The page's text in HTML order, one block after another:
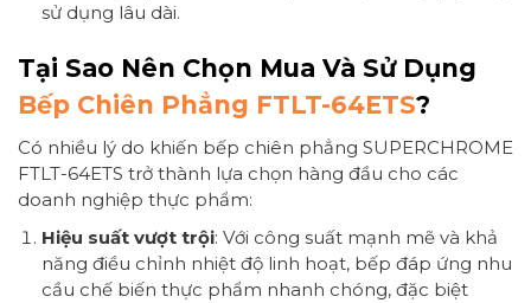
sử dụng lâu dài.
Tại Sao Nên Chọn Mua Và Sử Dụng
Bếp Chiên Phẳng FTLT-64ETS?
Có nhiều lý do khiến bếp chiên phẳng SUPERCHROME
FTLT-64ETS trở thành lựa chọn hàng đầu cho các
doanh nghiệp thực phẩm:
Hiệu suất vượt trội: Với công suất mạnh mẽ và khả
năng điều chỉnh nhiệt độ linh hoạt, bếp đáp ứng nhu
cầu chế biến thực phẩm nhanh chóng, đặc biệt